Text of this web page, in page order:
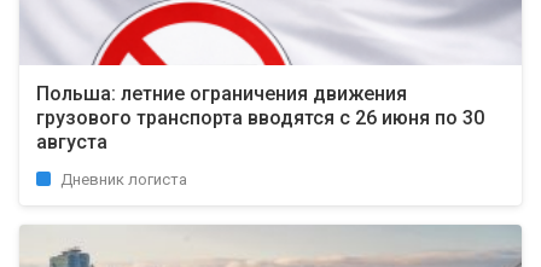
Польша: летние ограничения движения
грузового транспорта вводятся с 26 июня по 30
августа
Дневник логиста